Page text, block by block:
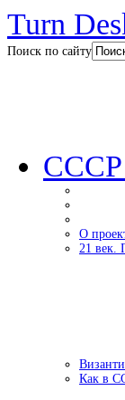
Turn
Поиск по сайту
СССР
О
21 век.
Как в